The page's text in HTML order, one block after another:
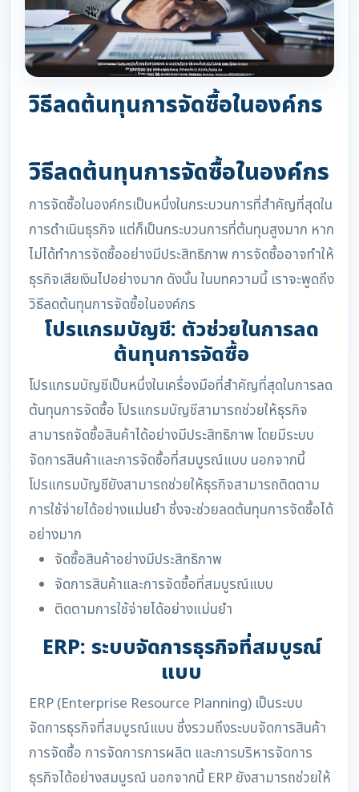
วิธีลดต้นทุนการจัดซื้อในองค์กร
วิธีลดต้นทุนการจัดซื้อในองค์กร
การจัดซื้อในองค์กรเป็นหนึ่งในกระบวนการที่สำคัญที่สุดใน
การดำเนินธุรกิจ แต่ก็เป็นกระบวนการที่ต้นทุนสูงมาก หาก
ไม่ได้ทำการจัดซื้ออย่างมีประสิทธิภาพ การจัดซื้ออาจทำให้
ธุรกิจเสียเงินไปอย่างมาก ดังนั้น ในบทความนี้ เราจะพูดถึง
วิธีลดต้นทุนการจัดซื้อในองค์กร
โปรแกรมบัญชี: ตัวช่วยในการลด
ต้นทุนการจัดซื้อ
โปรแกรมบัญชีเป็นหนึ่งในเครื่องมือที่สำคัญที่สุดในการลด
ต้นทุนการจัดซื้อ โปรแกรมบัญชีสามารถช่วยให้ธุรกิจ
สามารถจัดซื้อสินค้าได้อย่างมีประสิทธิภาพ โดยมีระบบ
จัดการสินค้าและการจัดซื้อที่สมบูรณ์แบบ นอกจากนี้
โปรแกรมบัญชียังสามารถช่วยให้ธุรกิจสามารถติดตาม
การใช้จ่ายได้อย่างแม่นยำ ซึ่งจะช่วยลดต้นทุนการจัดซื้อได้
อย่างมาก
จัดซื้อสินค้าอย่างมีประสิทธิภาพ
จัดการสินค้าและการจัดซื้อที่สมบูรณ์แบบ
ติดตามการใช้จ่ายได้อย่างแม่นยำ
ERP: ระบบจัดการธุรกิจที่สมบูรณ์
แบบ
ERP (Enterprise Resource Planning) เป็นระบบ
จัดการธุรกิจที่สมบูรณ์แบบ ซึ่งรวมถึงระบบจัดการสินค้า
การจัดซื้อ การจัดการการผลิต และการบริหารจัดการ
ธุรกิจได้อย่างสมบูรณ์ นอกจากนี้ ERP ยังสามารถช่วยให้